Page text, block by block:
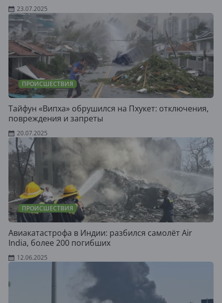
23.07.2025
ПРОИСШЕСТВИЯ
Тайфун «Випха» обрушился на Пхукет: отключения,
повреждения и запреты
20.07.2025
ПРОИСШЕСТВИЯ
Авиакатастрофа в Индии: разбился самолёт Air
India, более 200 погибших
12.06.2025